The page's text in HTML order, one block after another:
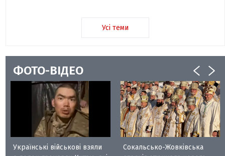
Усі теми
ФОТО-ВІДЕО
Українські військові взяли
Сокальсько-Жовківська